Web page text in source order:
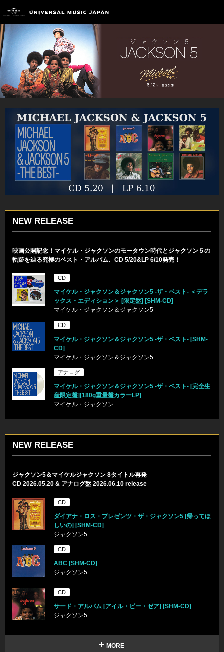
NEW RELEASE
映画公開記念！マイケル・ジャクソンのモータウン時代とジャクソン５の
軌跡を辿る究極のベスト・アルバム、CD 5/20&LP 6/10発売！
CD
マイケル・ジャクソン＆ジャクソン5 -ザ・ベスト- ＜デラ
ックス・エディション＞ [限定盤] [SHM-CD]
マイケル・ジャクソン＆ジャクソン5
CD
マイケル・ジャクソン＆ジャクソン5 -ザ・ベスト- [SHM-
CD]
マイケル・ジャクソン＆ジャクソン5
アナログ
マイケル・ジャクソン＆ジャクソン5 -ザ・ベスト- [完全生
産限定盤][180g重量盤カラーLP]
マイケル・ジャクソン
NEW RELEASE
ジャクソン5＆マイケルジャクソン 8タイトル再発
CD 2026.05.20 & アナログ盤 2026.06.10 release
CD
ダイアナ・ロス・プレゼンツ・ザ・ジャクソン5 [帰ってほ
しいの] [SHM-CD]
ジャクソン5
CD
ABC [SHM-CD]
ジャクソン5
CD
サード・アルバム [アイル・ビー・ゼア] [SHM-CD]
ジャクソン5
MORE